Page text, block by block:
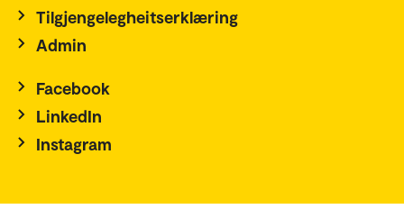
Tilgjengelegheitserklæring
Admin
Facebook
LinkedIn
Instagram